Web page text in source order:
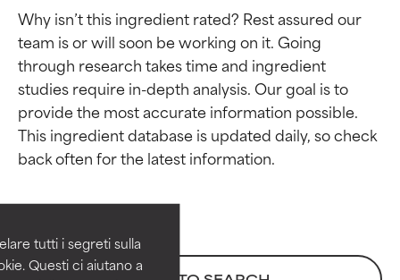
tutti i segreti sulla
Questi ci aiutano a
Why isn’t this ingredient rated? Rest assured our
team is or will soon be working on it. Going
through research takes time and ingredient
studies require in-depth analysis. Our goal is to
provide the most accurate information possible.
This ingredient database is updated daily, so check
Valutazione degli
ingredienti
Comprovati e sostenuti da studi
indipendenti. Ingrediente attivo
Valutazione degli
ingredienti
Comprovati e sostenuti da studi
indipendenti. Ingrediente attivo